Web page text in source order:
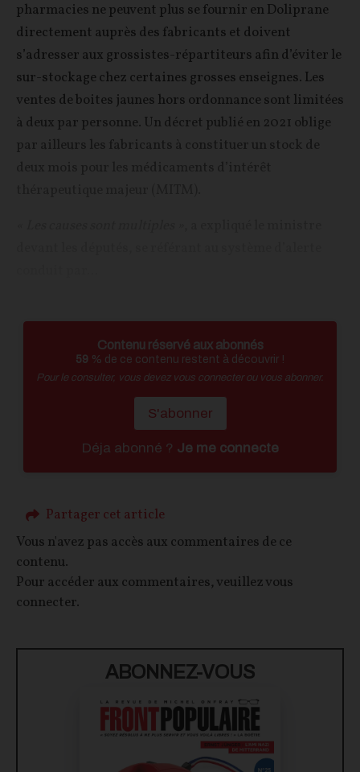
pharmacies ne peuvent plus se fournir en Doliprane
directement auprès des fabricants et doivent
s’adresser aux grossistes-répartiteurs afin d’éviter le
sur-stockage chez certaines grosses enseignes. Les
ventes de boites jaunes hors ordonnance sont limitées
à deux par personne. Un décret publié en 2021 oblige
par ailleurs les fabricants à constituer un stock de
Contenu réservé aux abonnés
59 % de ce contenu restent à découvrir !
Pour le consulter, vous devez vous connecter ou vous abonner.
S'abonner
Déja abonné ? Je me connecte
Partager cet article
Vous n'avez pas accès aux commentaires de ce
contenu.
Pour accéder aux commentaires, veuillez vous
connecter.
ABONNEZ-VOUS